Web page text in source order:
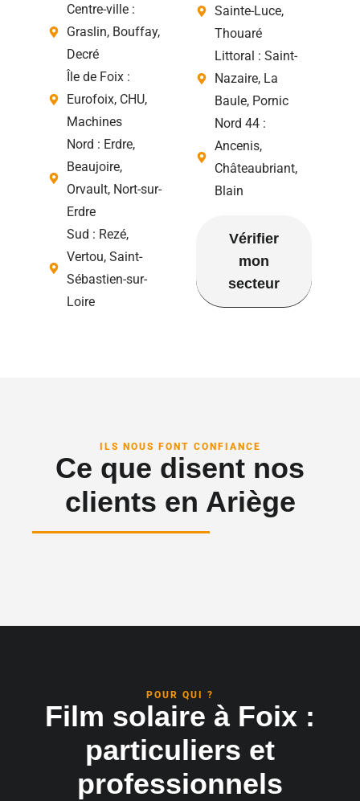
Centre-ville :
Graslin, Bouffay,
Decré
Île de Foix :
Eurofoix, CHU,
Machines
Nord : Erdre,
Beaujoire,
Orvault, Nort-sur-
Erdre
Sud : Rezé,
Vertou, Saint-
Sébastien-sur-
Loire
Sainte-Luce,
Thouaré
Littoral : Saint-
Nazaire, La
Baule, Pornic
Nord 44 :
Ancenis,
Châteaubriant,
Blain
Vérifier
mon
secteur
ILS NOUS FONT CONFIANCE
Ce que disent nos
clients en Ariège
POUR QUI ?
Film solaire à Foix :
particuliers et
professionnels